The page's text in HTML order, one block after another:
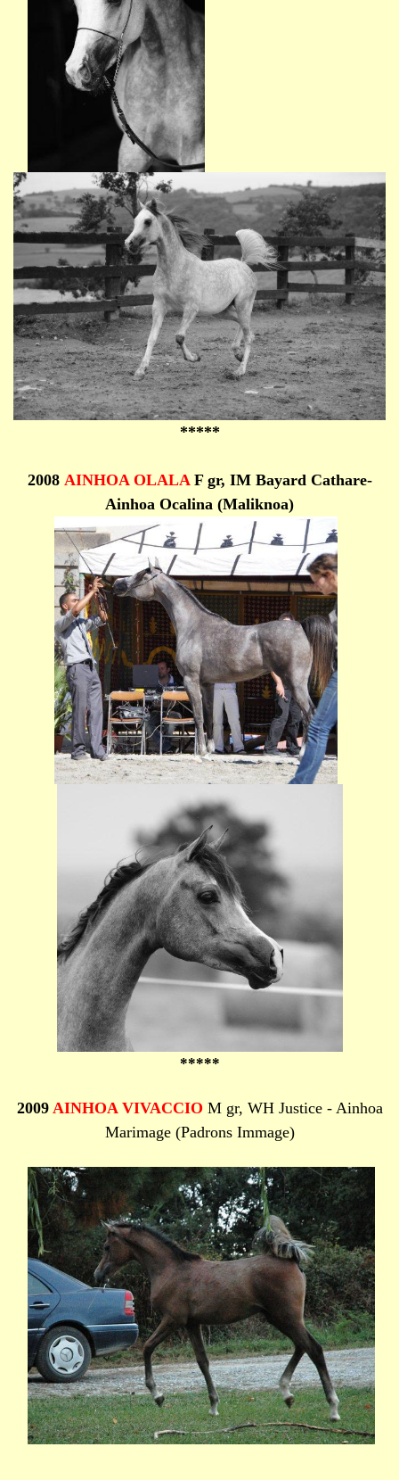
*****
2008 AINHOA OLALA F gr, IM Bayard Cathare-
Ainhoa Ocalina (Maliknoa)
*****
2009 AINHOA VIVACCIO M gr, WH Justice - Ainhoa
Marimage (Padrons Immage)